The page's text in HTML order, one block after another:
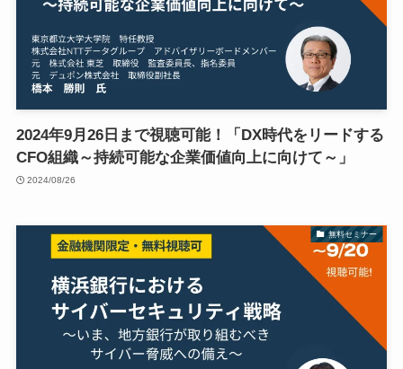
2024年9月26日まで視聴可能！「DX時代をリードする
CFO組織～持続可能な企業価値向上に向けて～」
2024/08/26
無料セミナー